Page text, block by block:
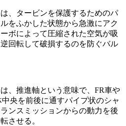
、タービンを保護するためのパ
をふかした状態から急激にアク
ボによって圧縮された空気が吸
回転して破損するのを防ぐバル
、推進軸という意味で、FR車や
央を前後に通すパイプ状のシャ
ンスミッションからの動力を後
させる。